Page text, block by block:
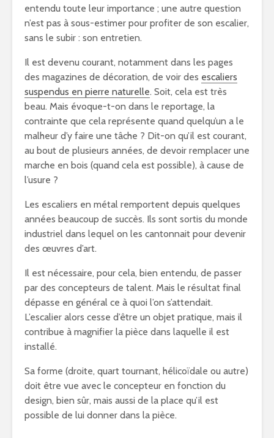
entendu toute leur importance ; une autre question
n’est pas à sous-estimer pour profiter de son escalier,
sans le subir : son entretien.
Il est devenu courant, notamment dans les pages
des magazines de décoration, de voir des escaliers
suspendus en pierre naturelle. Soit, cela est très
beau. Mais évoque-t-on dans le reportage, la
contrainte que cela représente quand quelqu’un a le
malheur d’y faire une tâche ? Dit-on qu’il est courant,
au bout de plusieurs années, de devoir remplacer une
marche en bois (quand cela est possible), à cause de
l’usure ?
Les escaliers en métal remportent depuis quelques
années beaucoup de succès. Ils sont sortis du monde
industriel dans lequel on les cantonnait pour devenir
des œuvres d’art.
Il est nécessaire, pour cela, bien entendu, de passer
par des concepteurs de talent. Mais le résultat final
dépasse en général ce à quoi l’on s’attendait.
L’escalier alors cesse d’être un objet pratique, mais il
contribue à magnifier la pièce dans laquelle il est
installé.
Sa forme (droite, quart tournant, hélicoïdale ou autre)
doit être vue avec le concepteur en fonction du
design, bien sûr, mais aussi de la place qu’il est
possible de lui donner dans la pièce.